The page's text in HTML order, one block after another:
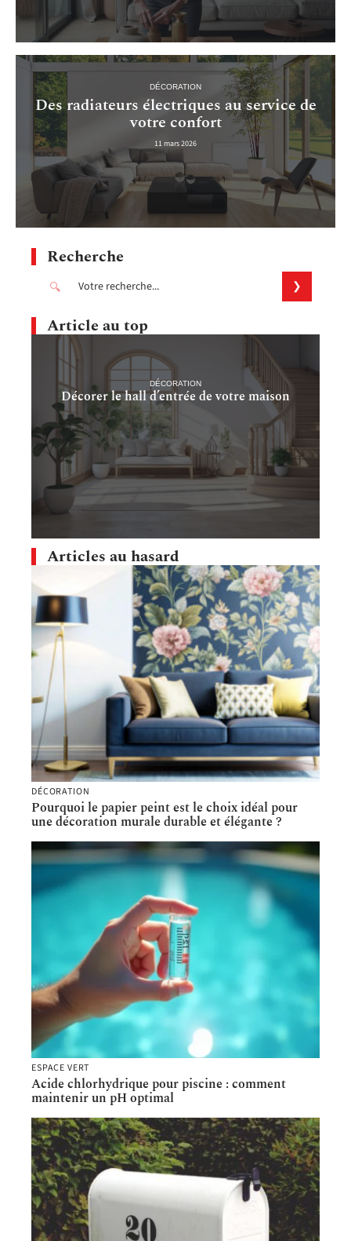
DÉCORATION
Des radiateurs électriques au service de
votre confort
11 mars 2026
Recherche
Article au top
DÉCORATION
Décorer le hall d’entrée de votre maison
Articles au hasard
DÉCORATION
Pourquoi le papier peint est le choix idéal pour
une décoration murale durable et élégante ?
ESPACE VERT
Acide chlorhydrique pour piscine : comment
maintenir un pH optimal